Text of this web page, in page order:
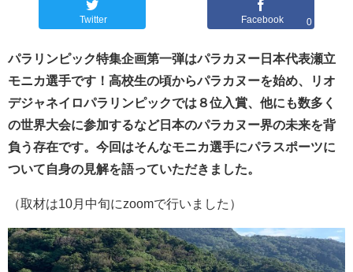
Twitter Facebook 0
パラリンピック特集企画第一弾はパラカヌー日本代表瀬立
モニカ選手です！高校生の頃からパラカヌーを始め、リオ
デジャネイロパラリンピックでは８位入賞、他にも数多く
の世界大会に参加するなど日本のパラカヌー界の未来を背
負う存在です。今回はそんなモニカ選手にパラスポーツに
ついて自身の見解を語っていただきました。
（取材は10月中旬にzoomで行いました）